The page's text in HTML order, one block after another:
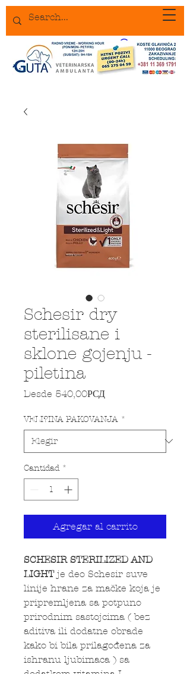
Schesir dry
sterilisane i
sklone gojenju -
piletina
Desde 540,00РСДPrecio de oferta
VELI?INA PAKOVANJA *
Cantidad *
Agregar al carrito
SCHESIR STERILIZED AND
LIGHTje deo Schesir suve
linije hrane za mačke koja je
pripremljena sa potpuno
prirodnim sastojcima ( bez
aditiva ili dodatne obrade
kako bi bila prilagođena za
ishranu ljubimaca ) sa